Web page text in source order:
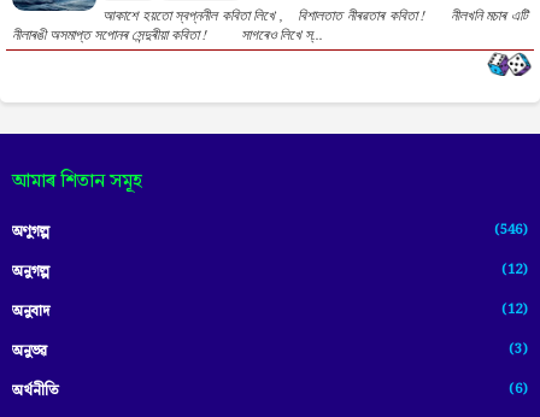
আকাশে হয়তো স্বপ্ননীল কবিতা লিখে , বিশালতাত নীৰৱতাৰ কবিতা ! নীলখনি মচাৰ এটি
নীলাৰঙী অসমাপ্ত সপোনৰ সেন্দুৰীয়া কবিতা ! সাগৰেও লিখে স্...
আমাৰ শিতান সমূহ
অণুগল্প (546)
অনুগল্প (12)
অনুবাদ (12)
অনুভৱ (3)
অৰ্থনীতি (6)